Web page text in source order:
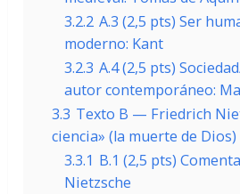
3.2.2 A.3 (2,5 pts) Ser
moderno: Kant
3.2.3 A.4 (2,5 pts)
autor contemporáneo:
3.3 Texto B — Friedrich
ciencia» (la muerte de Dios)
3.3.1 B.1 (2,5 pts)
Nietzsche